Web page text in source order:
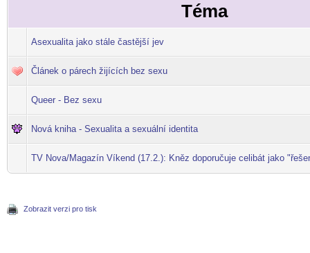
Téma
Asexualita jako stále častější jev
Článek o párech žijících bez sexu
Queer - Bez sexu
Nová kniha - Sexualita a sexuální identita
TV Nova/Magazín Víkend (17.2.): Kněz doporučuje celibát jako
Zobrazit verzi pro tisk